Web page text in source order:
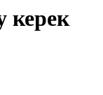
керек